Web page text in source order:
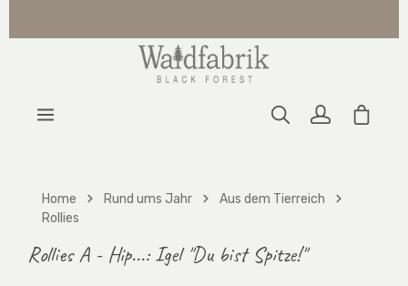
Home Rund ums Jahr
Aus dem Tierreich
Rollies
Rollies A - Hip...: Igel "Du bist Spitze!"